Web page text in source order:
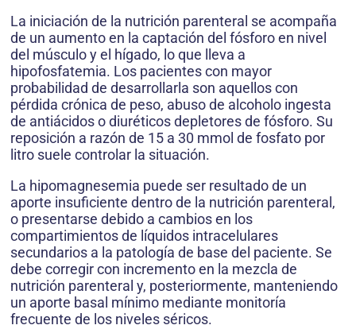
La iniciación de la nutrición parenteral se acompaña
de un aumento en la captación del fósforo en nivel
del músculo y el hígado, lo que lleva a
hipofosfatemia. Los pacientes con mayor
probabilidad de desarrollarla son aquellos con
pérdida crónica de peso, abuso de alcoholo ingesta
de antiácidos o diuréticos depletores de fósforo. Su
reposición a razón de 15 a 30 mmol de fosfato por
litro suele controlar la situación.
La hipomagnesemia puede ser resultado de un
aporte insuficiente dentro de la nutrición parenteral,
o presentarse debido a cambios en los
compartimientos de líquidos intracelulares
secundarios a la patología de base del paciente. Se
debe corregir con incremento en la mezcla de
nutrición parenteral y, posteriormente, manteniendo
un aporte basal mínimo mediante monitoría
frecuente de los niveles séricos.